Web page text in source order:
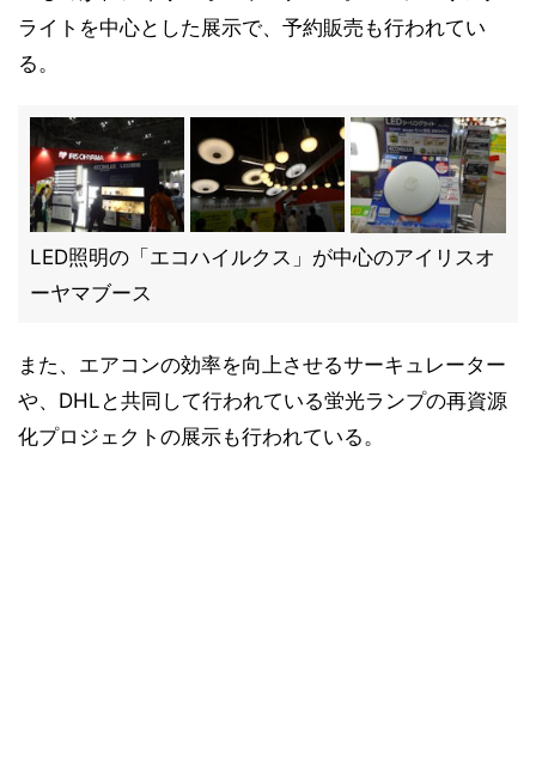
ライトを中心とした展示で、予約販売も行われてい
る。
LED照明の「エコハイルクス」が中心のアイリスオ
ーヤマブース
また、エアコンの効率を向上させるサーキュレーター
や、DHLと共同して行われている蛍光ランプの再資源
化プロジェクトの展示も行われている。